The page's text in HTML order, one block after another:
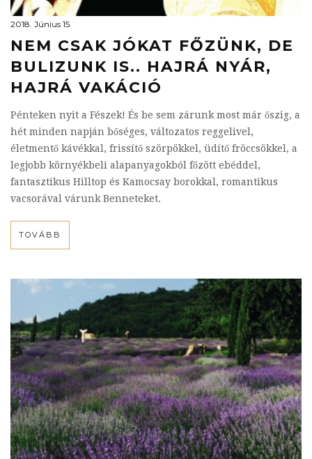
2018. Június 15.
NEM CSAK JÓKAT FŐZÜNK, DE
BULIZUNK IS.. HAJRÁ NYÁR,
HAJRÁ VAKÁCIÓ
Pénteken nyit a Fészek! És be sem zárunk most már őszig, a
hét minden napján bőséges, változatos reggelivel,
életmentő kávékkal, frissítő szörpökkel, üdítő fröccsökkel, a
legjobb környékbeli alapanyagokból főzött ebéddel,
fantasztikus Hilltop és Kamocsay borokkal, romantikus
vacsorával várunk Benneteket.
TOVÁBB